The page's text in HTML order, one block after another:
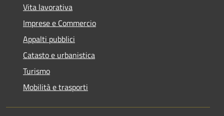
Vita lavorativa
Imprese e Commercio
Appalti pubblici
Catasto e urbanistica
Turismo
Mobilità e trasporti